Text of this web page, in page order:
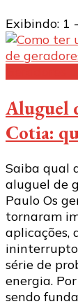
Exibindo: 1
Aluguel
Cotia:
Saiba qual
aluguel de
Paulo Os
tornaram
aplicações,
série de
energia.
sendo